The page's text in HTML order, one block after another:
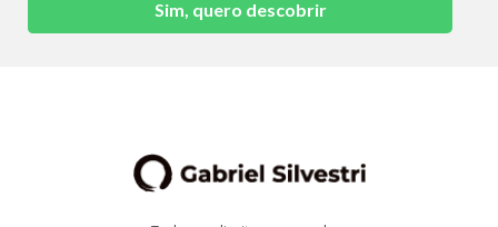
Sim, quero descobrir